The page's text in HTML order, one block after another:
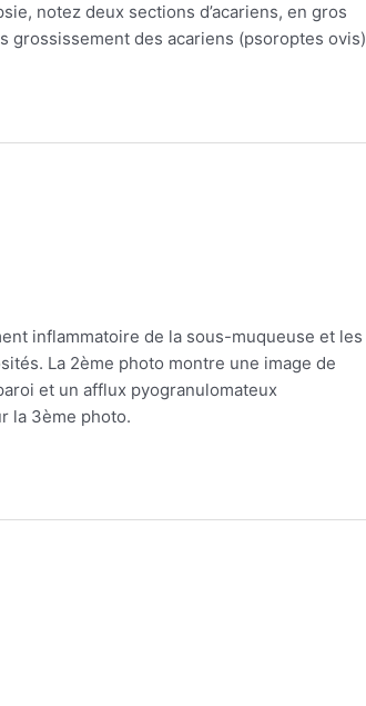
notez deux sections d’acariens, en gros
grossissement des acariens (psoroptes ovis)
inflammatoire de la sous-muqueuse et les
La 2ème photo montre une image de
et un afflux pyogranulomateux
la 3ème photo.